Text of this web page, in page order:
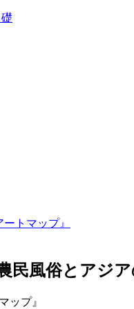
トマップ』
民風俗とアジ
ップ』